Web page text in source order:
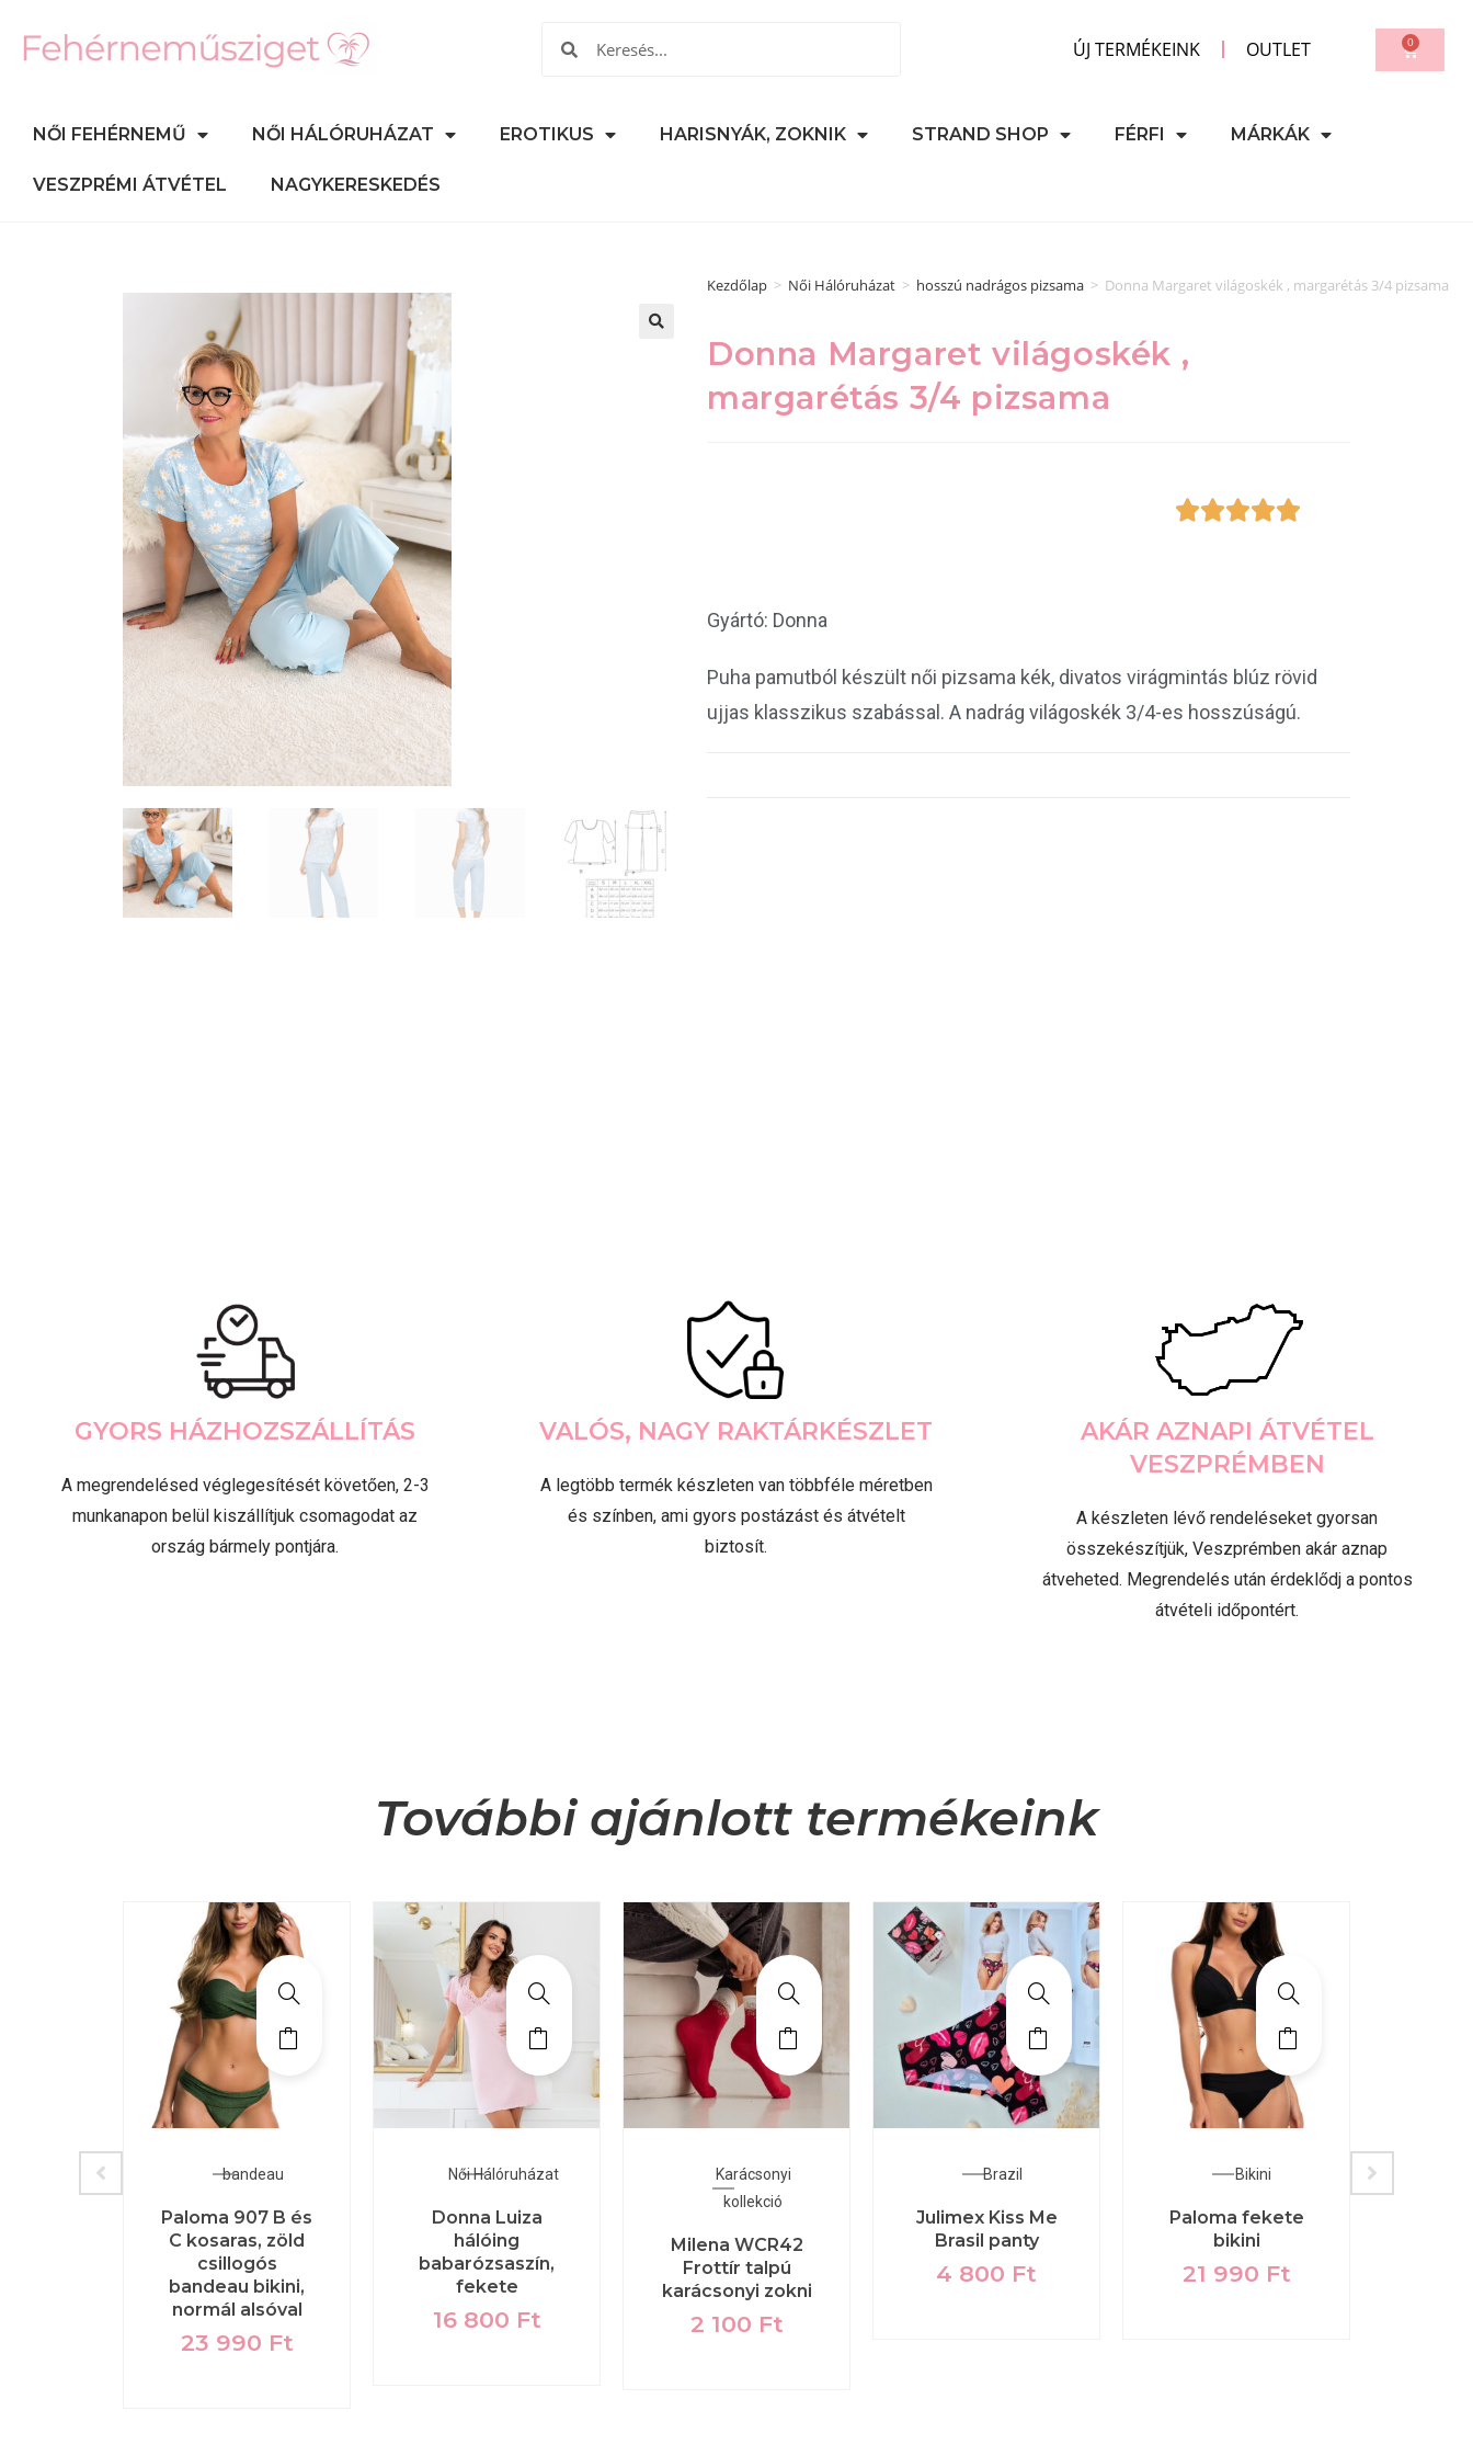
ÚJ TERMÉKEINK OUTLET 0
NŐI FEHÉRNEMŰ NŐI HÁLÓRUHÁZAT EROTIKUS HARISNYÁK, ZOKNIK STRAND SHOP FÉRFI MÁRKÁK
VESZPRÉMI ÁTVÉTEL NAGYKERESKEDÉS
Kezdőlap > Női Hálóruházat > hosszú nadrágos pizsama > Donna Margaret világoskék , margarétás 3/4 pizsama
Donna Margaret világoskék ,
margarétás 3/4 pizsama

Gyártó: Donna
Puha pamutból készült női pizsama kék, divatos virágmintás blúz rövid
ujjas klasszikus szabással. A nadrág világoskék 3/4-es hosszúságú.
GYORS HÁZHOZSZÁLLÍTÁS
A megrendelésed véglegesítését követően, 2-3
munkanapon belül kiszállítjuk csomagodat az
ország bármely pontjára.
VALÓS, NAGY RAKTÁRKÉSZLET
A legtöbb termék készleten van többféle méretben
és színben, ami gyors postázást és átvételt
biztosít.
AKÁR AZNAPI ÁTVÉTEL
VESZPRÉMBEN
A készleten lévő rendeléseket gyorsan
összekészítjük, Veszprémben akár aznap
átveheted. Megrendelés után érdeklődj a pontos
átvételi időpontért.
További ajánlott termékeink
bandeau
Paloma 907 B és
C kosaras, zöld
csillogós
bandeau bikini,
normál alsóval
23 990 Ft
Női Hálóruházat
Donna Luiza
hálóing
babarózsaszín,
fekete
16 800 Ft
Karácsonyi
kollekció
Milena WCR42
Frottír talpú
karácsonyi zokni
2 100 Ft
Brazil
Julimex Kiss Me
Brasil panty
4 800 Ft
Bikini
Paloma fekete
bikini
21 990 Ft